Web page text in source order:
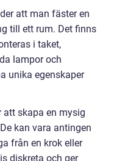
att man fäster en
till ett rum. Det finns
i taket,
lampor och
unika egenskaper
att skapa en mysig
kan vara antingen
från en krok eller
diskreta och ger